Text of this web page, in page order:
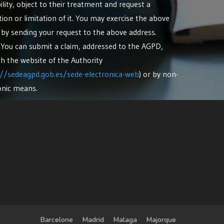
object to their treatment and request a
or limitation of it. You may exercise the above
sending your request to the above address.
can submit a claim, addressed to the AGPD,
the website of the Authority
sedeagpd.gob.es/sede-electronica-web) or by non-
means.
Barcelone Madrid Malaga Majorque